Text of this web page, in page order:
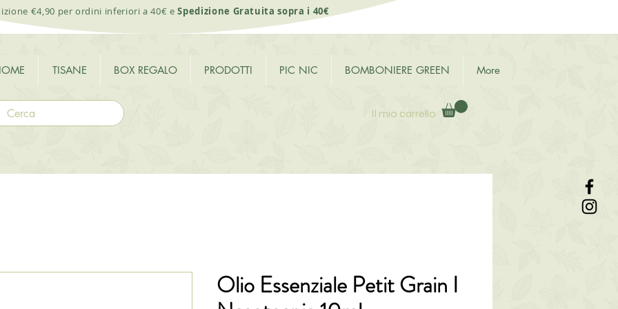
TISANE BOX REGALO PRODOTTI PIC NIC BOMBONIERE GREEN More
Il mio carrello
€4,90 per ordini inferiori a 40€ eSpedizione Gratuita sopra i 40€
Olio Essenziale Petit Grain I